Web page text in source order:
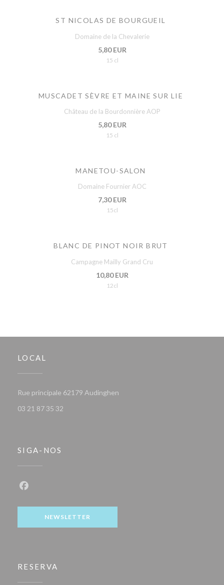
ST NICOLAS DE BOURGUEIL
Domaine de la Chevalerie
5,80 EUR
15 cl
MUSCADET SÈVRE ET MAINE SUR LIE
Château de la Bourdonnière AOP
5,80 EUR
15 cl
MANETOU-SALON
Domaine Fournier AOC
7,30 EUR
15cl
BLANC DE PINOT NOIR BRUT
Campagne Mailly Grand Cru
10,80 EUR
12cl
LOCAL
Rue principale 62179 Audinghen
03 21 87 35 32
SIGA-NOS
NEWSLETTER
RESERVA